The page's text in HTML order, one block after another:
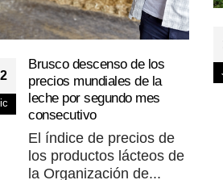
Brusco descenso de los
precios mundiales de la
leche por segundo mes
consecutivo
El índice de precios de
los productos lácteos de
la Organización de...